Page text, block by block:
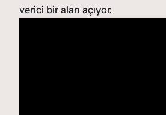
verici bir alan açıyor.